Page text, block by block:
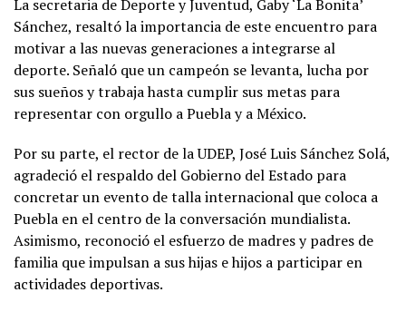
La secretaria de Deporte y Juventud, Gaby ‘La Bonita’
Sánchez, resaltó la importancia de este encuentro para
motivar a las nuevas generaciones a integrarse al
deporte. Señaló que un campeón se levanta, lucha por
sus sueños y trabaja hasta cumplir sus metas para
representar con orgullo a Puebla y a México.
Por su parte, el rector de la UDEP, José Luis Sánchez Solá,
agradeció el respaldo del Gobierno del Estado para
concretar un evento de talla internacional que coloca a
Puebla en el centro de la conversación mundialista.
Asimismo, reconoció el esfuerzo de madres y padres de
familia que impulsan a sus hijas e hijos a participar en
actividades deportivas.